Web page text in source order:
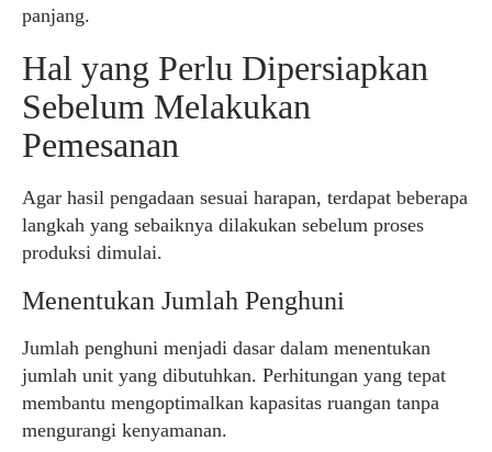
panjang.
Hal yang Perlu Dipersiapkan
Sebelum Melakukan
Pemesanan
Agar hasil pengadaan sesuai harapan, terdapat beberapa
langkah yang sebaiknya dilakukan sebelum proses
produksi dimulai.
Menentukan Jumlah Penghuni
Jumlah penghuni menjadi dasar dalam menentukan
jumlah unit yang dibutuhkan. Perhitungan yang tepat
membantu mengoptimalkan kapasitas ruangan tanpa
mengurangi kenyamanan.